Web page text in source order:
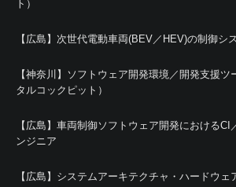
ト）
【広島】次世代電動車両(BEV／HEV)の制御シ
【神奈川】ソフトウェア開発環境／開発支援
タルコックピット）
【広島】車両制御ソフトウェア開発におけるCI
ンジニア
【広島】システムアーキテクチャ・ハードウ